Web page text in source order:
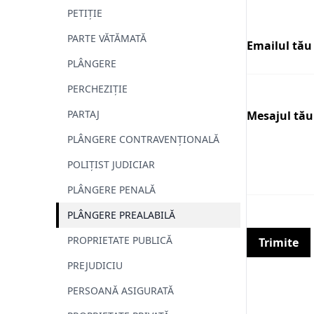
PETIȚIE
PARTE VĂTĂMATĂ
PLÂNGERE
PERCHEZIȚIE
PARTAJ
PLÂNGERE CONTRAVENȚIONALĂ
POLIȚIST JUDICIAR
PLÂNGERE PENALĂ
PLÂNGERE PREALABILĂ
PROPRIETATE PUBLICĂ
PREJUDICIU
PERSOANĂ ASIGURATĂ
Emailul tău
Mesajul tău
Trimite